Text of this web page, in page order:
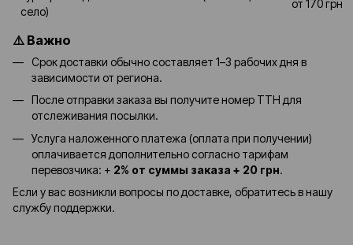
село)
от 170 грн
⚠️ Важно
Срок доставки обычно составляет 1–3 рабочих дня в
зависимости от региона.
После отправки заказа вы получите номер ТТН для
отслеживания посылки.
Услуга наложенного платежа (оплата при получении)
оплачивается дополнительно согласно тарифам
перевозчика: + 2% от суммы заказа + 20 грн.
Если у вас возникли вопросы по доставке, обратитесь в нашу
службу поддержки.